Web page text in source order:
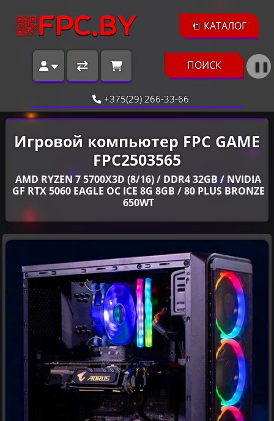
📒 КАТАЛОГ
ПОИСК ❚❚
+375(29) 266-33-66
Игровой компьютер FPC GAME
FPC2503565
AMD RYZEN 7 5700X3D (8/16) / DDR4 32GB / NVIDIA
GF RTX 5060 EAGLE OC ICE 8G 8GB / 80 PLUS BRONZE
650WT